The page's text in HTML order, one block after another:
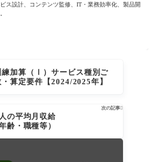
ス設計、コンテンツ監修、IT・業務効率化、製品開
練加算（Ⅰ）サービス種別ご
算定要件【2024/2025年】
次の記事
の平均月収給
齢・職種等）